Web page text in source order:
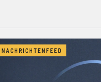
NACHRICHTENFEED